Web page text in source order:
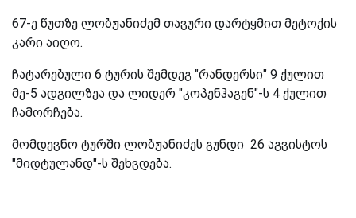
67-ე წუთზე ლობჟანიძემ თავური დარტყმით მეტოქის
კარი აიღო.
ჩატარებული 6 ტურის შემდეგ "რანდერსი" 9 ქულით
მე-5 ადგილზეა და ლიდერ "კოპენჰაგენ"-ს 4 ქულით
ჩამორჩება.
მომდევნო ტურში ლობჟანიძეს გუნდი 26 აგვისტოს
"მიდტულანდ"-ს შეხვდება.